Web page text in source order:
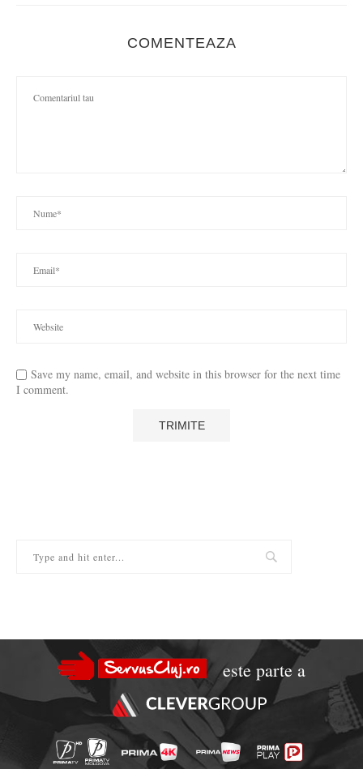
COMENTEAZA
Save my name, email, and website in this browser for the next time
I comment.
este parte a